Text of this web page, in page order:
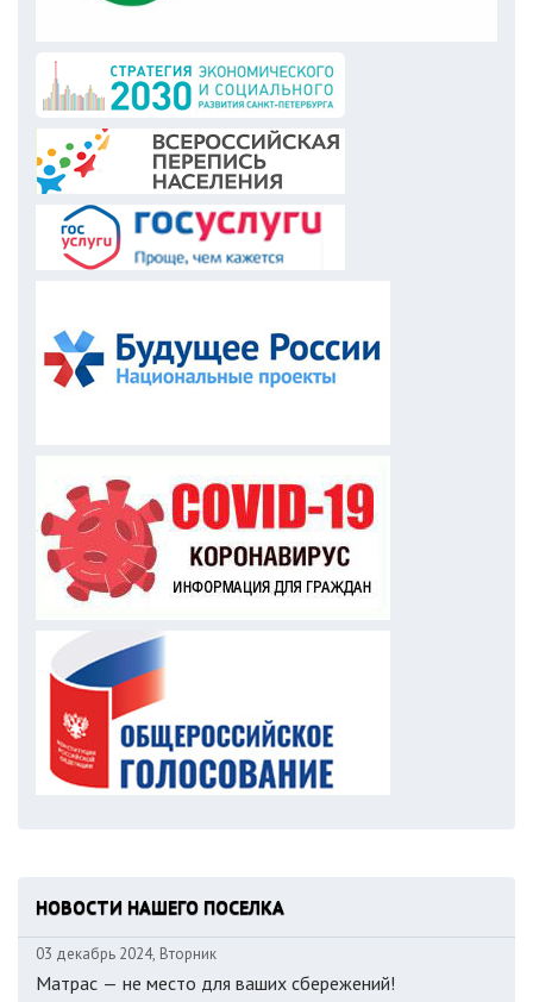
НОВОСТИ НАШЕГО ПОСЕЛКА
03 декабрь 2024, Вторник
Матрас — не место для ваших сбережений!